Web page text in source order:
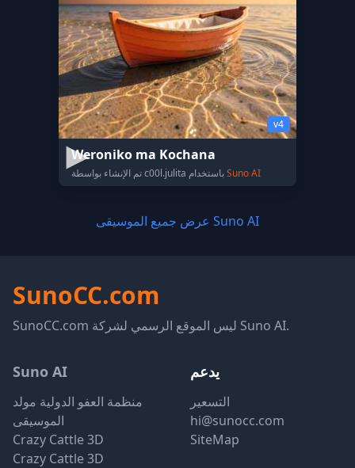
v4
Weroniko ma Kochana
Suno AI
عرض جميع الموسيقى Suno AI
SunoCC.com
SunoCC.com ليس الموقع الرسمي لشركة Suno AI.
Suno AI
منظمة العفو الدولية مولد
الموسيقى
Crazy Cattle 3D
Crazy Cattle 3D
يدعم
التسعير
hi@sunocc.com
SiteMap